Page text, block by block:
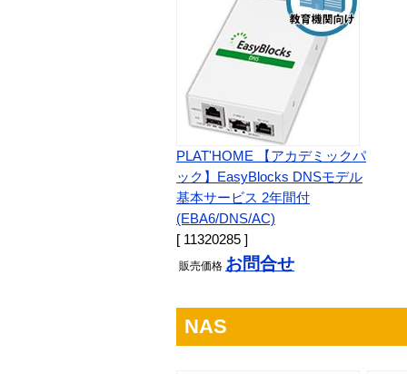
PLAT'HOME 【アカデミックパ
ック】EasyBlocks DNSモデル
基本サービス 2年間付
(EBA6/DNS/AC)
[ 11320285 ]
販売価格 お問合せ
NAS